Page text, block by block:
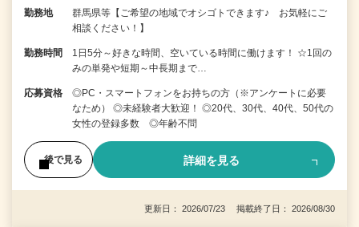
勤務地
群馬県等【ご希望の地域でオシゴトできます♪ お気軽にご
相談ください！】
勤務時間
1日5分～好きな時間、空いている時間に働けます！ ☆1回の
みの単発や短期～中長期まで…
応募資格
◎PC・スマートフォンをお持ちの方（※アンケートに必要
なため） ◎未経験者大歓迎！ ◎20代、30代、40代、50代の
女性の登録多数 ◎年齢不問
後で見る 詳細を見る
更新日： 2026/07/23 掲載終了日： 2026/08/30